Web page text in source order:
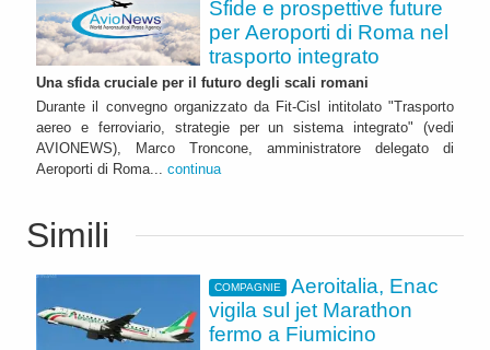
Sfide e prospettive future
per Aeroporti di Roma nel
trasporto integrato
Una sfida cruciale per il futuro degli scali romani
Durante il convegno organizzato da Fit-Cisl intitolato "Trasporto
aereo e ferroviario, strategie per un sistema integrato" (vedi
AVIONEWS), Marco Troncone, amministratore delegato di
Aeroporti di Roma... continua
Simili
COMPAGNIE
Aeroitalia, Enac
vigila sul jet Marathon
fermo a Fiumicino